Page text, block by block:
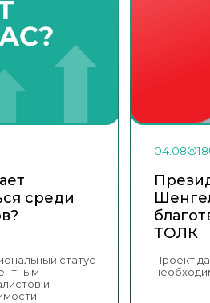
среди
статус
и
04.08 18
ТОЛК
Проект